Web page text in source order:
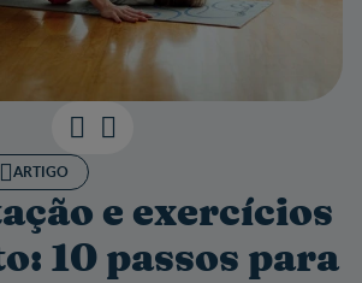
ARTIGO
e exercícios
10 passos para